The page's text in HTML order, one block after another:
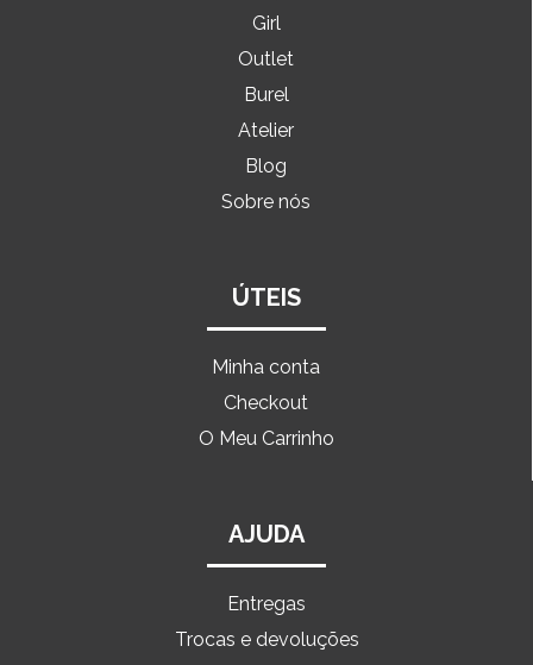
Girl
Outlet
Burel
Atelier
Blog
Sobre nós
ÚTEIS
Minha conta
Checkout
O Meu Carrinho
AJUDA
Entregas
Trocas e devoluções